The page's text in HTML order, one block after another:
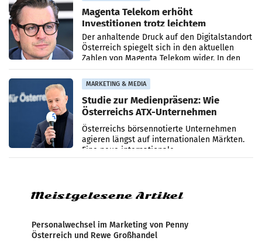
Magenta Telekom erhöht
Investitionen trotz leichtem
Umsatzrückgang
Der anhaltende Druck auf den Digitalstandort
Österreich spiegelt sich in den aktuellen
Zahlen von Magenta Telekom wider. In den
ersten sechs Monaten des laufenden Jahres
verzeichnete
MARKETING & MEDIA
Studie zur Medienpräsenz: Wie
Österreichs ATX-Unternehmen
international wahrgenommen
werden
Österreichs börsennotierte Unternehmen
agieren längst auf internationalen Märkten.
Eine neue internationale
Medienresonanzanalyse untersucht die
Meistgelesene Artikel
Personalwechsel im Marketing von Penny
Österreich und Rewe Großhandel